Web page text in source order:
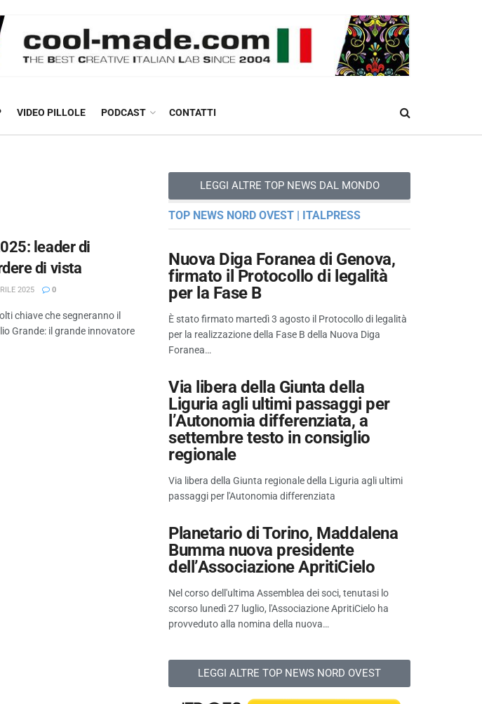
VIDEO PILLOLE PODCAST CONTATTI
leader di
di vista
2025 0
chiave che segneranno il
Grande: il grande innovatore
LEGGI ALTRE TOP NEWS DAL MONDO
TOP NEWS NORD OVEST | ITALPRESS
Nuova Diga Foranea di Genova,
firmato il Protocollo di legalità
per la Fase B
È stato firmato martedì 3 agosto il Protocollo di legalità
per la realizzazione della Fase B della Nuova Diga
Foranea…
Via libera della Giunta della
Liguria agli ultimi passaggi per
l’Autonomia differenziata, a
settembre testo in consiglio
regionale
Via libera della Giunta regionale della Liguria agli ultimi
passaggi per l'Autonomia differenziata
Planetario di Torino, Maddalena
Bumma nuova presidente
dell’Associazione ApritiCielo
Nel corso dell'ultima Assemblea dei soci, tenutasi lo
scorso lunedì 27 luglio, l'Associazione ApritiCielo ha
provveduto alla nomina della nuova…
LEGGI ALTRE TOP NEWS NORD OVEST